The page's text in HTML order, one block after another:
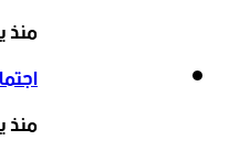
منذ
منذ